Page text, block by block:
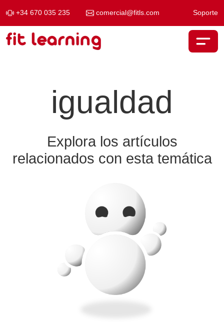
+34 670 035 235 comercial@fitls.com Soporte
Saltar al contenido
Navegación principal
igualdad
Explora los artículos
relacionados con esta temática